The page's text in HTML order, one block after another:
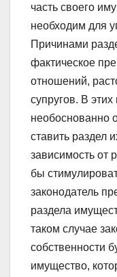
часть своего
необходим для
Причинами
фактическое
отношений,
супругов. В
необоснованно
ставить раздел
зависимость от
бы
законодатель
раздела
таком случае
собственности
имущество,